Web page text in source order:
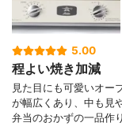
5.00
程よい焼き加減
見た目にも可愛いオー
が幅広くあり、中も見
弁当のおかずの一品作